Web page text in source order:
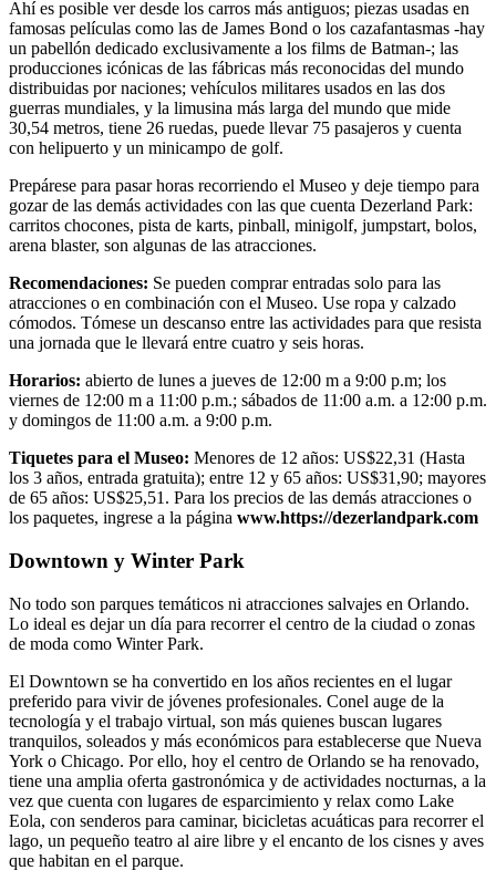
Ahí es posible ver desde los carros más antiguos; piezas usadas en
famosas películas como las de James Bond o los cazafantasmas -hay
un pabellón dedicado exclusivamente a los films de Batman-; las
producciones icónicas de las fábricas más reconocidas del mundo
distribuidas por naciones; vehículos militares usados en las dos
guerras mundiales, y la limusina más larga del mundo que mide
30,54 metros, tiene 26 ruedas, puede llevar 75 pasajeros y cuenta
con helipuerto y un minicampo de golf.
Prepárese para pasar horas recorriendo el Museo y deje tiempo para
gozar de las demás actividades con las que cuenta Dezerland Park:
carritos chocones, pista de karts, pinball, minigolf, jumpstart, bolos,
arena blaster, son algunas de las atracciones.
Recomendaciones: Se pueden comprar entradas solo para las
atracciones o en combinación con el Museo. Use ropa y calzado
cómodos. Tómese un descanso entre las actividades para que resista
una jornada que le llevará entre cuatro y seis horas.
Horarios: abierto de lunes a jueves de 12:00 m a 9:00 p.m; los
viernes de 12:00 m a 11:00 p.m.; sábados de 11:00 a.m. a 12:00 p.m.
y domingos de 11:00 a.m. a 9:00 p.m.
Tiquetes para el Museo: Menores de 12 años: US$22,31 (Hasta
los 3 años, entrada gratuita); entre 12 y 65 años: US$31,90; mayores
de 65 años: US$25,51. Para los precios de las demás atracciones o
los paquetes, ingrese a la página www.https://dezerlandpark.com
Downtown y Winter Park
No todo son parques temáticos ni atracciones salvajes en Orlando.
Lo ideal es dejar un día para recorrer el centro de la ciudad o zonas
de moda como Winter Park.
El Downtown se ha convertido en los años recientes en el lugar
preferido para vivir de jóvenes profesionales. Conel auge de la
tecnología y el trabajo virtual, son más quienes buscan lugares
tranquilos, soleados y más económicos para establecerse que Nueva
York o Chicago. Por ello, hoy el centro de Orlando se ha renovado,
tiene una amplia oferta gastronómica y de actividades nocturnas, a la
vez que cuenta con lugares de esparcimiento y relax como Lake
Eola, con senderos para caminar, bicicletas acuáticas para recorrer el
lago, un pequeño teatro al aire libre y el encanto de los cisnes y aves
que habitan en el parque.